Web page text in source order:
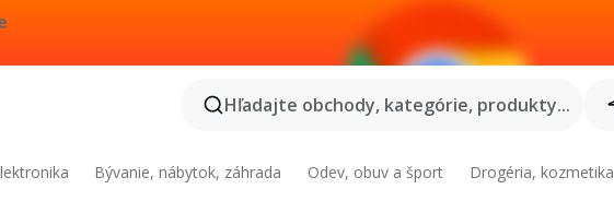
Hľadajte obchody, kategórie, produkty...
Bývanie, nábytok, záhrada Odev, obuv a šport Drogéria, kozmetika